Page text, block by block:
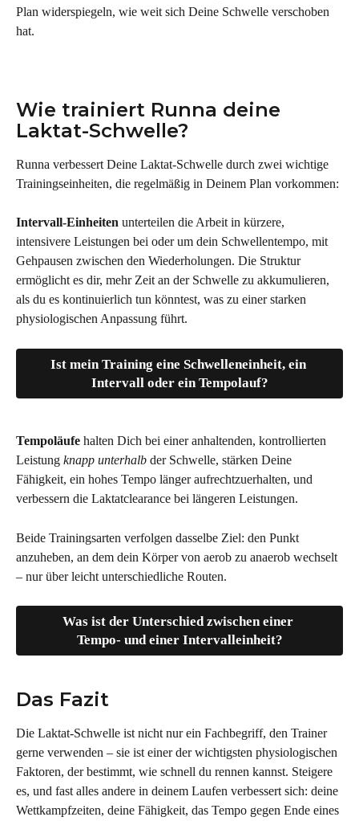
Plan widerspiegeln, wie weit sich Deine Schwelle verschoben
hat.
Wie trainiert Runna deine
Laktat-Schwelle?
Runna verbessert Deine Laktat-Schwelle durch zwei wichtige
Trainingseinheiten, die regelmäßig in Deinem Plan vorkommen:
Intervall-Einheiten unterteilen die Arbeit in kürzere,
intensivere Leistungen bei oder um dein Schwellentempo, mit
Gehpausen zwischen den Wiederholungen. Die Struktur
ermöglicht es dir, mehr Zeit an der Schwelle zu akkumulieren,
als du es kontinuierlich tun könntest, was zu einer starken
physiologischen Anpassung führt.
Ist mein Training eine Schwelleneinheit, ein
Intervall oder ein Tempolauf?
Tempoläufe halten Dich bei einer anhaltenden, kontrollierten
Leistung knapp unterhalb der Schwelle, stärken Deine
Fähigkeit, ein hohes Tempo länger aufrechtzuerhalten, und
verbessern die Laktatclearance bei längeren Leistungen.
Beide Trainingsarten verfolgen dasselbe Ziel: den Punkt
anzuheben, an dem dein Körper von aerob zu anaerob wechselt
– nur über leicht unterschiedliche Routen.
Was ist der Unterschied zwischen einer
Tempo- und einer Intervalleinheit?
Das Fazit
Die Laktat-Schwelle ist nicht nur ein Fachbegriff, den Trainer
gerne verwenden – sie ist einer der wichtigsten physiologischen
Faktoren, der bestimmt, wie schnell du rennen kannst. Steigere
es, und fast alles andere in deinem Laufen verbessert sich: deine
Wettkampfzeiten, deine Fähigkeit, das Tempo gegen Ende eines